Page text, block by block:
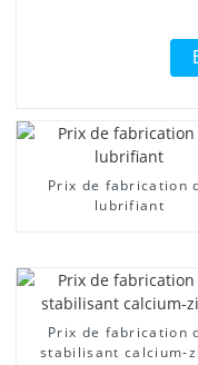
Prix ​​de fabrication
lubrifiant
Prix ​​de fabrication
stabilisant calcium-